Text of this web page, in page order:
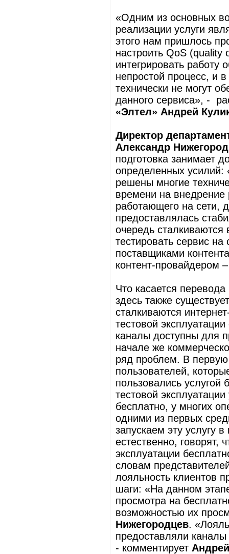
«Одним из основных
реализации услуги
этого нам пришлось
настроить QoS (quality
интегрировать работу
непростой процесс, и
технически не могут
данного сервиса», -
«Элтел» Андрей
Директор
Александр
подготовка занимает
определенных усилий:
решены многие
времени на
работающего на сети,
предоставлялась
очередь
тестировать сервис на
поставщиками
контент-провайдером
Что касается перевода
здесь также
сталкиваются
тестовой
каналы доступны для
начале же
ряд проблем. В первую
пользователей,
пользовались услугой
тестовой
бесплатно, у многих
одними из первых
запускаем эту услугу
естественно, говорят,
эксплуатации
словам
лояльность клиентов
шаги: «На данном
просмотра на
возможностью их
Нижегородцев.
предоставляли
- комментирует